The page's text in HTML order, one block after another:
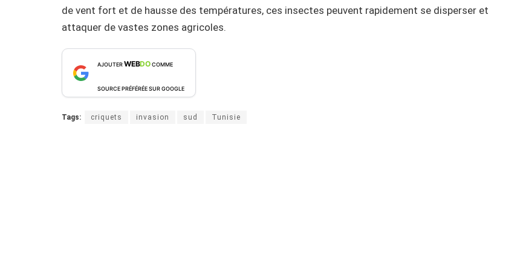
de vent fort et de hausse des températures, ces insectes peuvent rapidement se disperser et
attaquer de vastes zones agricoles.
AJOUTERWEBDOCOMME
SOURCE PRÉFÉRÉE SUR GOOGLE
Tags: criquets invasion sud Tunisie